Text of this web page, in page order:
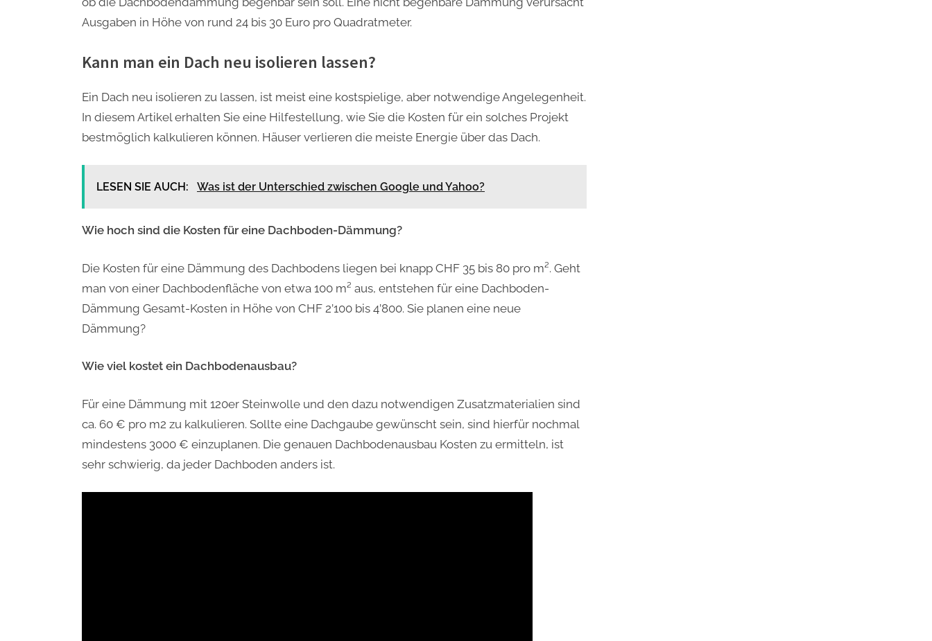
Ausgaben in Höhe von rund 24 bis 30 Euro pro Quadratmeter.
Kann man ein Dach neu isolieren lassen?
Ein Dach neu isolieren zu lassen, ist meist eine kostspielige, aber notwendige Angelegenheit.
In diesem Artikel erhalten Sie eine Hilfestellung, wie Sie die Kosten für ein solches Projekt
bestmöglich kalkulieren können. Häuser verlieren die meiste Energie über das Dach.
LESEN SIE AUCH: Was ist der Unterschied zwischen Google und Yahoo?
Wie hoch sind die Kosten für eine Dachboden-Dämmung?
Die Kosten für eine Dämmung des Dachbodens liegen bei knapp CHF 35 bis 80 pro m². Geht
man von einer Dachbodenfläche von etwa 100 m² aus, entstehen für eine Dachboden-
Dämmung Gesamt-Kosten in Höhe von CHF 2’100 bis 4’800. Sie planen eine neue
Dämmung?
Wie viel kostet ein Dachbodenausbau?
Für eine Dämmung mit 120er Steinwolle und den dazu notwendigen Zusatzmaterialien sind
ca. 60 € pro m2 zu kalkulieren. Sollte eine Dachgaube gewünscht sein, sind hierfür nochmal
mindestens 3000 € einzuplanen. Die genauen Dachbodenausbau Kosten zu ermitteln, ist
sehr schwierig, da jeder Dachboden anders ist.